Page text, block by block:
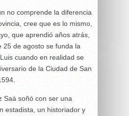
no comprende la diferencia
cree que es lo mismo,
que aprendió años atrás,
25 de agosto se funda la
cuando en realidad se
de la Ciudad de San
Saá soñó con ser una
estadista, un historiador y